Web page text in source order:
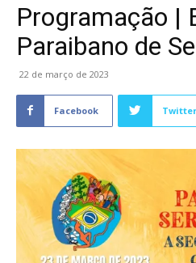
Programação |
Paraibano de
22 de março de 2023
Facebook Twitter